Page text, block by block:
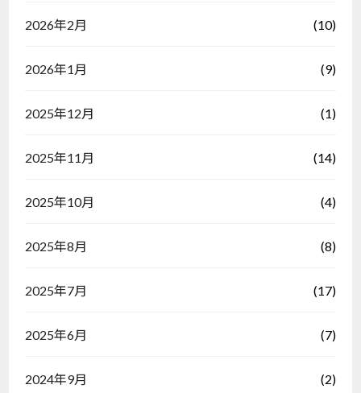
2026年2月 (10)
2026年1月 (9)
2025年12月 (1)
2025年11月 (14)
2025年10月 (4)
2025年8月 (8)
2025年7月 (17)
2025年6月 (7)
2024年9月 (2)